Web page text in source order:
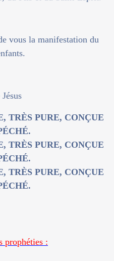
vous la manifestation du
TRÈS PURE, CONÇUE
TRÈS PURE, CONÇUE
TRÈS PURE, CONÇUE
prophéties :